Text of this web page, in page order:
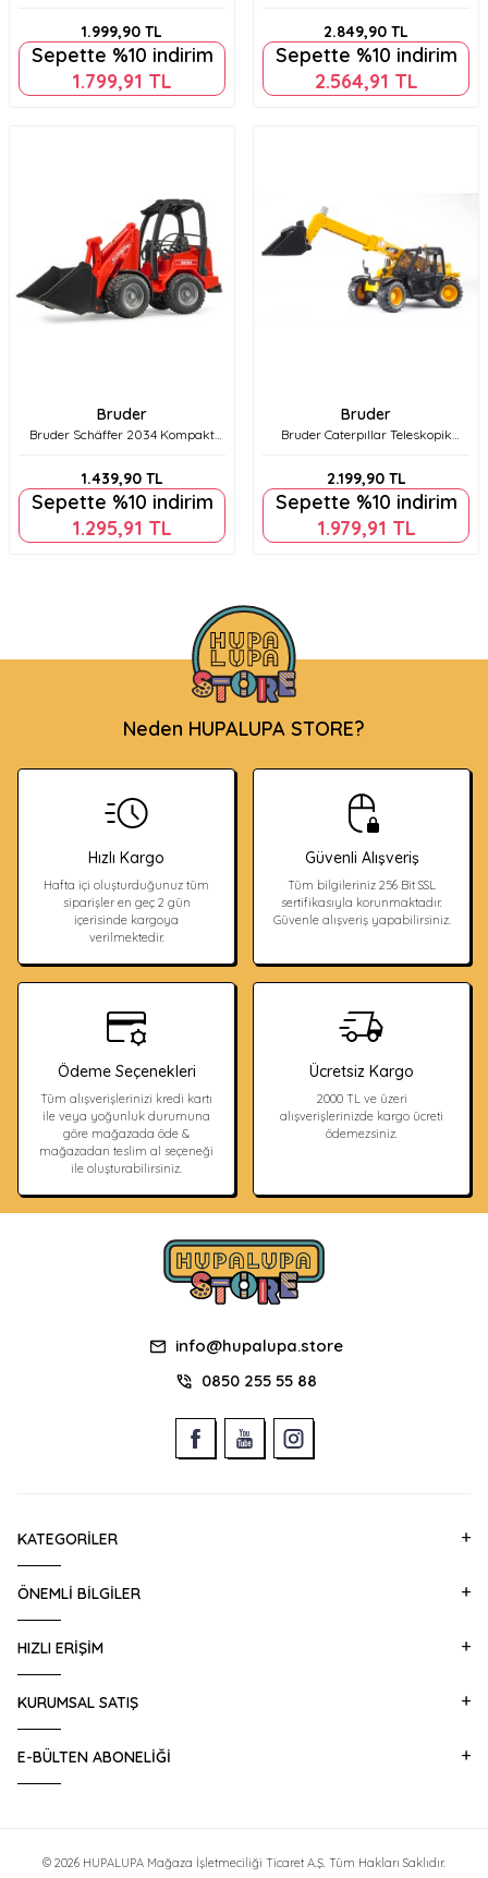
1.999,90 TL
Sepette %10 indirim
1.799,91 TL
2.849,90 TL
Sepette %10 indirim
2.564,91 TL
Bruder
Bruder Schäffer 2034 Kompakt
1.439,90TL
Sepette %10 indirim
1.295,91 TL
Bruder
Bruder Caterpıllar Teleskopik
2.199,90TL
Sepette %10 indirim
1.979,91 TL
Neden HUPALUPA STORE?
Hızlı Kargo
Hafta içi oluşturduğunuz tüm
siparişler en geç 2 gün
içerisinde kargoya
verilmektedir.
Güvenli Alışveriş
Tüm bilgileriniz 256 Bit SSL
sertifikasıyla korunmaktadır.
Güvenle alışveriş yapabilirsiniz.
Ödeme Seçenekleri
Tüm alışverişlerinizi kredi kartı
ile veya yoğunluk durumuna
göre mağazada öde &
mağazadan teslim al seçeneği
ile oluşturabilirsiniz.
Ücretsiz Kargo
2000 TL ve üzeri
alışverişlerinizde kargo ücreti
ödemezsiniz.
info@hupalupa.store
0850 255 55 88
KATEGORILER
ÖNEMLI BILGILER
HIZLI ERIŞIM
KURUMSAL SATIŞ
E-BÜLTEN ABONELIĞI
© 2026 HUPALUPA Mağaza İşletmeciliği Ticaret A.Ş. Tüm Hakları Saklıdır.